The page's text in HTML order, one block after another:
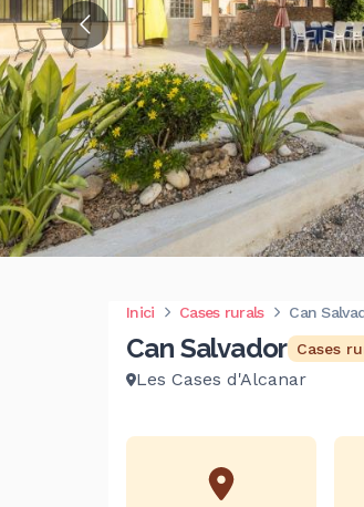
Inici Cases rurals Can
Can Salvador Cases
Les Cases d'Alcanar